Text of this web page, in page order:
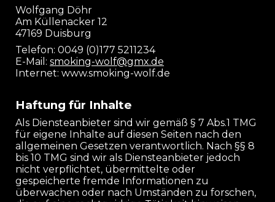
Wolfgang Döhr
Am Küllenacker 12
47169 Duisburg
Telefon: 0049 (0)177 5211234
E-Mail:smoking-wolf@gmx.de
Internet: www.smoking-wolf.de
Haftung für Inhalte
Als Diensteanbieter sind wir gemäß § 7 Abs.1 TMG
für eigene Inhalte auf diesen Seiten nach den
allgemeinen Gesetzen verantwortlich. Nach §§ 8
bis 10 TMG sind wir als Diensteanbieter jedoch
nicht verpflichtet, übermittelte oder
gespeicherte fremde Informationen zu
überwachen oder nach Umständen zu forschen,